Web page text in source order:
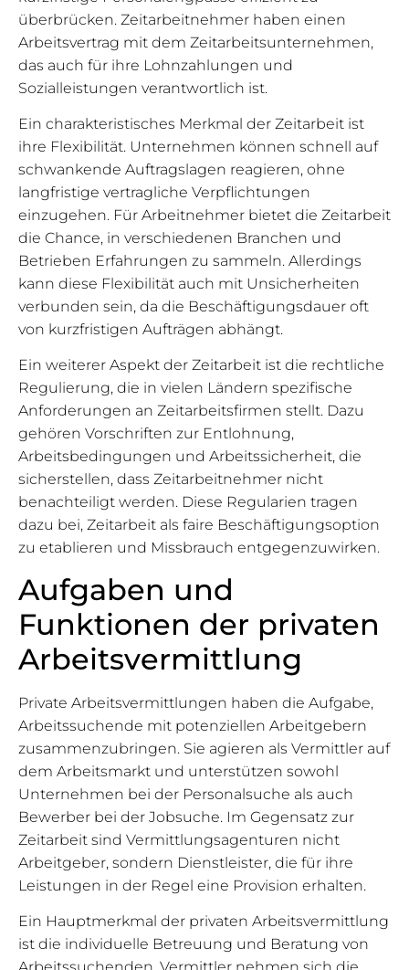
überbrücken. Zeitarbeitnehmer haben einen
Arbeitsvertrag mit dem Zeitarbeitsunternehmen,
das auch für ihre Lohnzahlungen und
Sozialleistungen verantwortlich ist.
Ein charakteristisches Merkmal der Zeitarbeit ist
ihre Flexibilität. Unternehmen können schnell auf
schwankende Auftragslagen reagieren, ohne
langfristige vertragliche Verpflichtungen
einzugehen. Für Arbeitnehmer bietet die Zeitarbeit
die Chance, in verschiedenen Branchen und
Betrieben Erfahrungen zu sammeln. Allerdings
kann diese Flexibilität auch mit Unsicherheiten
verbunden sein, da die Beschäftigungsdauer oft
von kurzfristigen Aufträgen abhängt.
Ein weiterer Aspekt der Zeitarbeit ist die rechtliche
Regulierung, die in vielen Ländern spezifische
Anforderungen an Zeitarbeitsfirmen stellt. Dazu
gehören Vorschriften zur Entlohnung,
Arbeitsbedingungen und Arbeitssicherheit, die
sicherstellen, dass Zeitarbeitnehmer nicht
benachteiligt werden. Diese Regularien tragen
dazu bei, Zeitarbeit als faire Beschäftigungsoption
zu etablieren und Missbrauch entgegenzuwirken.
Aufgaben und
Funktionen der privaten
Arbeitsvermittlung
Private Arbeitsvermittlungen haben die Aufgabe,
Arbeitssuchende mit potenziellen Arbeitgebern
zusammenzubringen. Sie agieren als Vermittler auf
dem Arbeitsmarkt und unterstützen sowohl
Unternehmen bei der Personalsuche als auch
Bewerber bei der Jobsuche. Im Gegensatz zur
Zeitarbeit sind Vermittlungsagenturen nicht
Arbeitgeber, sondern Dienstleister, die für ihre
Leistungen in der Regel eine Provision erhalten.
Ein Hauptmerkmal der privaten Arbeitsvermittlung
ist die individuelle Betreuung und Beratung von